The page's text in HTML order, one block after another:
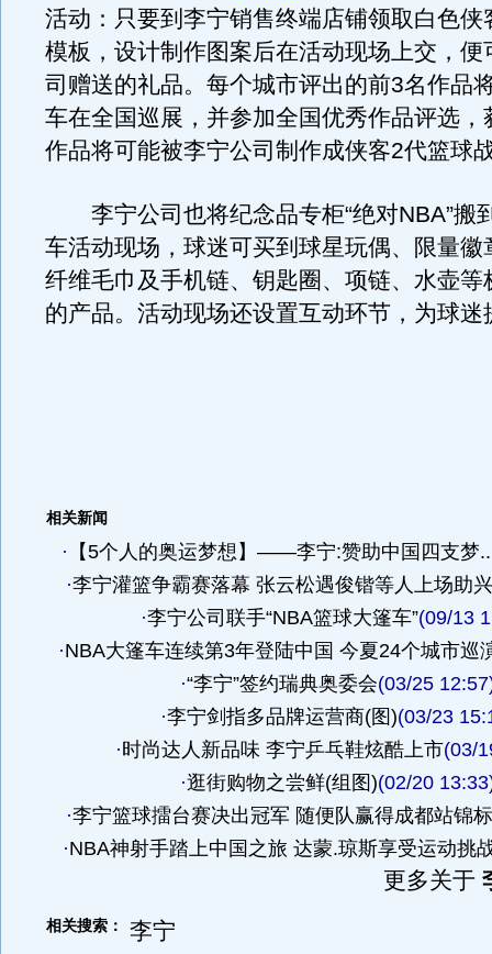
活动：只要到李宁销售终端店铺领取白色侠
模板，设计制作图案后在活动现场上交，便
司赠送的礼品。每个城市评出的前3名作品
车在全国巡展，并参加全国优秀作品评选，
作品将可能被李宁公司制作成侠客2代篮球
李宁公司也将纪念品专柜“绝对NBA”搬
车活动现场，球迷可买到球星玩偶、限量徽
纤维毛巾及手机链、钥匙圈、项链、水壶等
的产品。活动现场还设置互动环节，为球迷
相关新闻
· 【5个人的奥运梦想】——李宁:赞助中国四支梦
·李宁灌篮争霸赛落幕 张云松遇俊锴等人上场助兴
·李宁公司联手“NBA篮球大篷车”(09/13
·NBA大篷车连续第3年登陆中国 今夏24个城市巡
·“李宁”签约瑞典奥委会(03/25
·李宁剑指多品牌运营商(图)(03/23
·时尚达人新品味 李宁乒乓鞋炫酷上市(03/
·逛街购物之尝鲜(组图)(02/20
·李宁篮球擂台赛决出冠军 随便队赢得成都站锦标
·NBA神射手踏上中国之旅 达蒙.琼斯享受运动挑
更多关于
相关搜索：
李宁